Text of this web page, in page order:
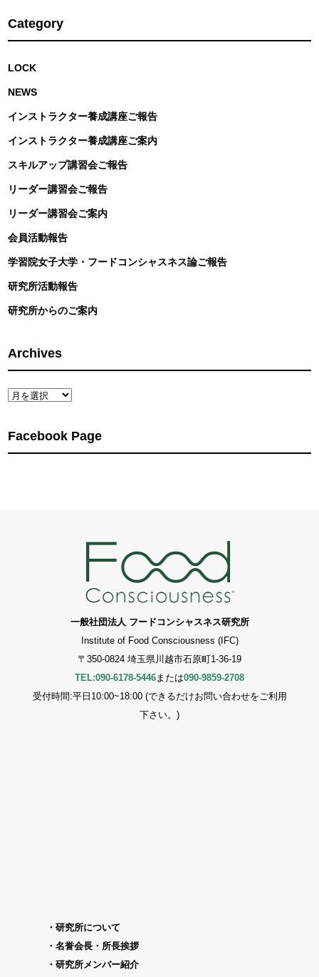
Category
LOCK
NEWS
インストラクター養成講座ご報告
インストラクター養成講座ご案内
スキルアップ講習会ご報告
リーダー講習会ご報告
リーダー講習会ご案内
会員活動報告
学習院女子大学・フードコンシャスネス論ご報告
研究所活動報告
研究所からのご案内
Archives
Archives
Facebook Page
一般社団法人 フードコンシャスネス研究所
Institute of Food Consciousness (IFC)
〒350-0824 埼玉県川越市石原町1-36-19
TEL:090-6178-5446 または090-9859-2708
受付時間:平日10:00~18:00 (できるだけお問い合わせをご利用
下さい。)
研究所について
名誉会長・所長挨拶
研究所メンバー紹介